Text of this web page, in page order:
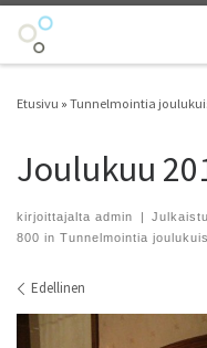
Skip to content
Etusivu » Tunnelmointia
Joulukuu
kirjoittajalta admin |
800 in Tunnelmointia
Kuvien
Edellinen